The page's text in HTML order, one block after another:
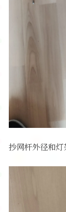
抄网杆外径和灯